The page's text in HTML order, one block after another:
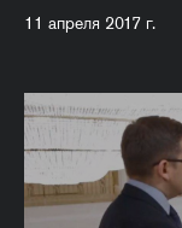
11 апреля 2017 г.